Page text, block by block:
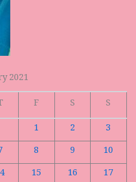
2021
F S
S
1
2
3
8 9
10
15 16
17